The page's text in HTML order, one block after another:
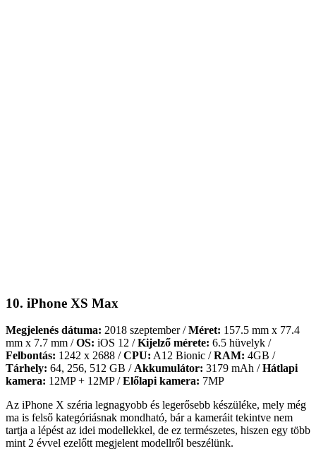
10. iPhone XS Max
Megjelenés dátuma: 2018 szeptember /Méret: 157.5 mm x 77.4
mm x 7.7 mm /OS: iOS 12 /Kijelző mérete: 6.5 hüvelyk /
Felbontás: 1242 x 2688 /CPU: A12 Bionic /RAM: 4GB /
Tárhely: 64, 256, 512 GB / Akkumulátor: 3179 mAh /Hátlapi
kamera: 12MP + 12MP /Előlapi kamera: 7MP
Az iPhone X széria legnagyobb és legerősebb készüléke, mely még
ma is felső kategóriásnak mondható, bár a kameráit tekintve nem
tartja a lépést az idei modellekkel, de ez természetes, hiszen egy több
mint 2 évvel ezelőtt megjelent modellről beszélünk.